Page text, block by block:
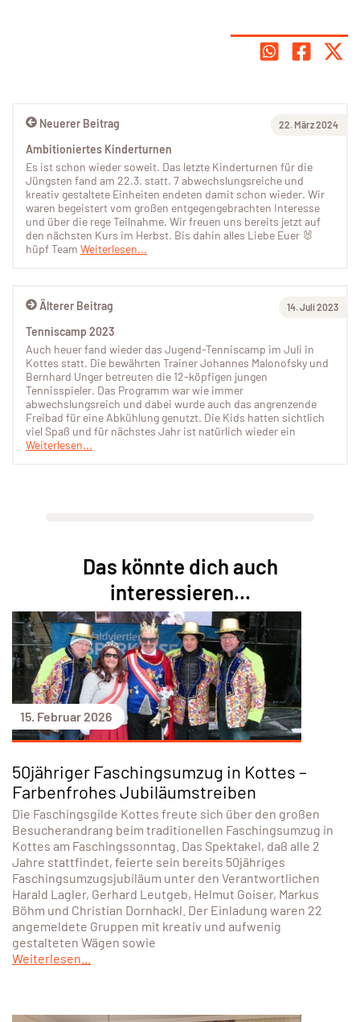
Älterer Beitrag 14. Juli 2023
Tenniscamp 2023
Auch heuer fand wieder das Jugend-Tenniscamp im Juli in
Kottes statt. Die bewährten Trainer Johannes Malonofsky und
Bernhard Unger betreuten die 12-köpfigen jungen
Tennisspieler. Das Programm war wie immer
abwechslungsreich und dabei wurde auch das angrenzende
Freibad für eine Abkühlung genutzt. Die Kids hatten sichtlich
viel Spaß und für nächstes Jahr ist natürlich wieder ein
Weiterlesen...
Neuerer Beitrag 22. März 2024
Ambitioniertes Kinderturnen
Es ist schon wieder soweit. Das letzte Kinderturnen für die
Jüngsten fand am 22.3. statt. 7 abwechslungsreiche und
kreativ gestaltete Einheiten endeten damit schon wieder. Wir
waren begeistert vom großen entgegengebrachten Interesse
und über die rege Teilnahme. Wir freuen uns bereits jetzt auf
den nächsten Kurs im Herbst. Bis dahin alles Liebe Euer 🐰
hüpf Team Weiterlesen...
Das könnte dich auch
interessieren...
15. Februar 2026
50jähriger Faschingsumzug in Kottes –
Farbenfrohes Jubiläumstreiben
Die Faschingsgilde Kottes freute sich über den großen
Besucherandrang beim traditionellen Faschingsumzug in
Kottes am Faschingssonntag. Das Spektakel, daß alle 2
Jahre stattfindet, feierte sein bereits 50jähriges
Faschingsumzugsjubiläum unter den Verantwortlichen
Harald Lagler, Gerhard Leutgeb, Helmut Goiser, Markus
Böhm und Christian Dornhackl. Der Einladung waren 22
angemeldete Gruppen mit kreativ und aufwenig
gestalteten Wägen sowie
Weiterlesen...